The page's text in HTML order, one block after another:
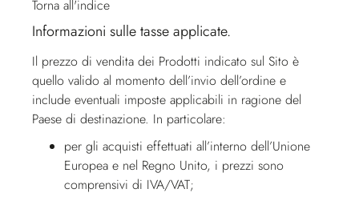
Torna all'indice
Informazioni sulle tasse applicate.
Il prezzo di vendita dei Prodotti indicato sul Sito è
quello valido al momento dell’invio dell’ordine e
include eventuali imposte applicabili in ragione del
Paese di destinazione. In particolare:
per gli acquisti effettuati all’interno dell’Unione
Europea e nel Regno Unito, i prezzi sono
comprensivi di IVA/VAT;